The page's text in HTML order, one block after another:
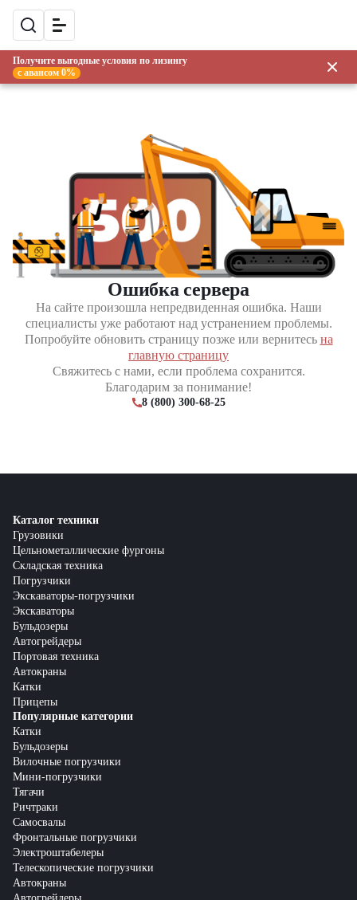
Получите выгодные условия по лизингу
с авансом 0%
Ошибка сервера
На сайте произошла непредвиденная ошибка. Наши
специалисты уже работают над устранением проблемы.
Попробуйте обновить страницу позже или вернитесь на
главную страницу
Свяжитесь с нами, если проблема сохранится.
Благодарим за понимание!
8 (800) 300-68-25
Каталог техники
Грузовики
Цельнометаллические фургоны
Складская техника
Погрузчики
Экскаваторы-погрузчики
Экскаваторы
Бульдозеры
Автогрейдеры
Портовая техника
Автокраны
Катки
Прицепы
Популярные категории
Катки
Бульдозеры
Вилочные погрузчики
Мини-погрузчики
Тягачи
Ричтраки
Самосвалы
Фронтальные погрузчики
Электроштабелеры
Телескопические погрузчики
Автокраны